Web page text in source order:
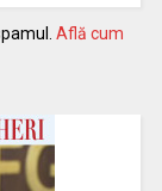
Află cum